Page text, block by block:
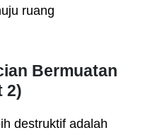
ruang
Bermuatan
2)
destruktif adalah